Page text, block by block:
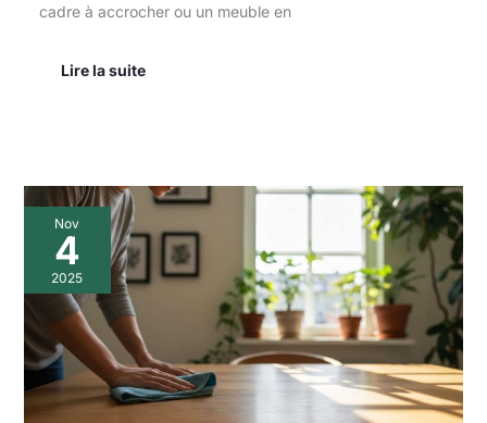
cadre à accrocher ou un meuble en
Lire la suite
Nov
4
2025
Comment
entretenir
le
bois
:
guide
pratique
et
astuces